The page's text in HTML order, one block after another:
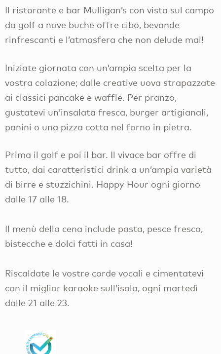
Il ristorante e bar Mulligan’s con vista sul campo
da golf a nove buche offre cibo, bevande
rinfrescanti e l’atmosfera che non delude mai!
Iniziate giornata con un’ampia scelta per la
vostra colazione; dalle creative uova strapazzate
ai classici pancake e waffle. Per pranzo,
gustatevi un’insalata fresca, burger artigianali,
panini o una pizza cotta nel forno in pietra.
Prima il golf e poi il bar. Il vivace bar offre di
tutto, dai caratteristici drink a un’ampia varietà
di birre e stuzzichini. Happy Hour ogni giorno
dalle 17 alle 18.
Il menù della cena include pasta, pesce fresco,
bistecche e dolci fatti in casa!
Riscaldate le vostre corde vocali e cimentatevi
con il miglior karaoke sull’isola, ogni martedì
dalle 21 alle 23.